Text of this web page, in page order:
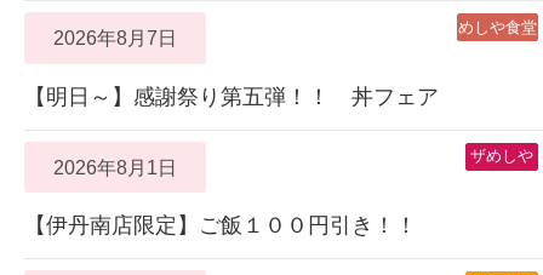
2026年8月7日 めしや食堂
【明日～】感謝祭り第五弾！！ 丼フェア
2026年8月1日 ザめしや
【伊丹南店限定】ご飯１００円引き！！